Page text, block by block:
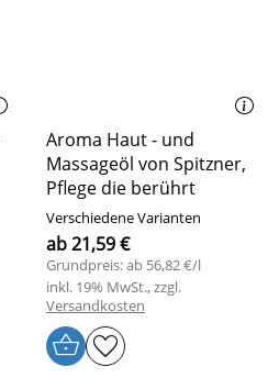
Aroma Haut - und
Massageöl von Spitzner,
Pflege die berührt
Verschiedene Varianten
ab 21,59 €
Grundpreis: ab 56,82 €/l
inkl. 19% MwSt., zzgl.
Versandkosten